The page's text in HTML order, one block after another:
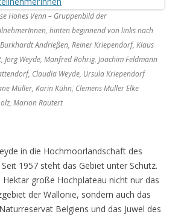
Hohes Venn – Gruppenbild der
hinten beginnend von links nach
Andrießen, Reiner Kriependorf, Klaus
Jörg Weyde, Manfred Röhrig, Joachim Feldmann
Claudia Weyde, Ursula Kriependorf
Müller, Karin Kühn, Clemens Müller Elke
Marion Rautert
in die Hochmoorlandschaft des
1957 steht das Gebiet unter Schutz.
große Hochplateau nicht nur das
der Wallonie, sondern auch das
Belgiens und das Juwel des